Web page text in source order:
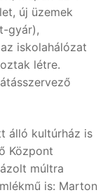
új üzemek
gyár),
iskolahálózat
létre.
álló kultúrház is
Központ
múltra
is: Marton